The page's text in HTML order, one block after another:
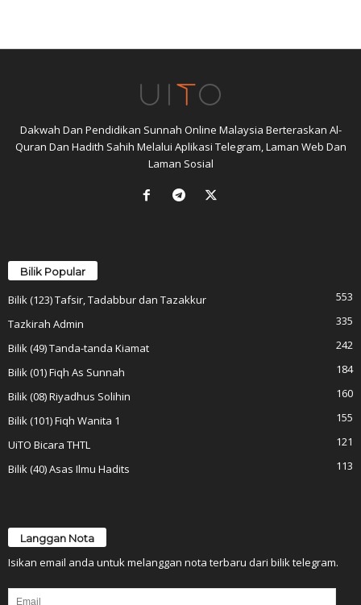
Dakwah Dan Pendidikan Sunnah Online Malaysia Berteraskan Al-
Quran Dan Hadith Sahih Melalui Aplikasi Telegram, Laman Web Dan
Laman Sosial
Bilik Popular
Bilik (123) Tafsir, Tadabbur dan Tazakkur
553
Tazkirah Admin
335
Bilik (49) Tanda-tanda Kiamat
242
Bilik (01) Fiqh As Sunnah
184
Bilik (08) Riyadhus Solihin
160
Bilik (101) Fiqh Wanita 1
155
UiTO Bicara THTL
121
Bilik (40) Asas Ilmu Hadits
113
Langgan Nota
Isikan email anda untuk melanggan nota terbaru dari bilik telegram.
Email